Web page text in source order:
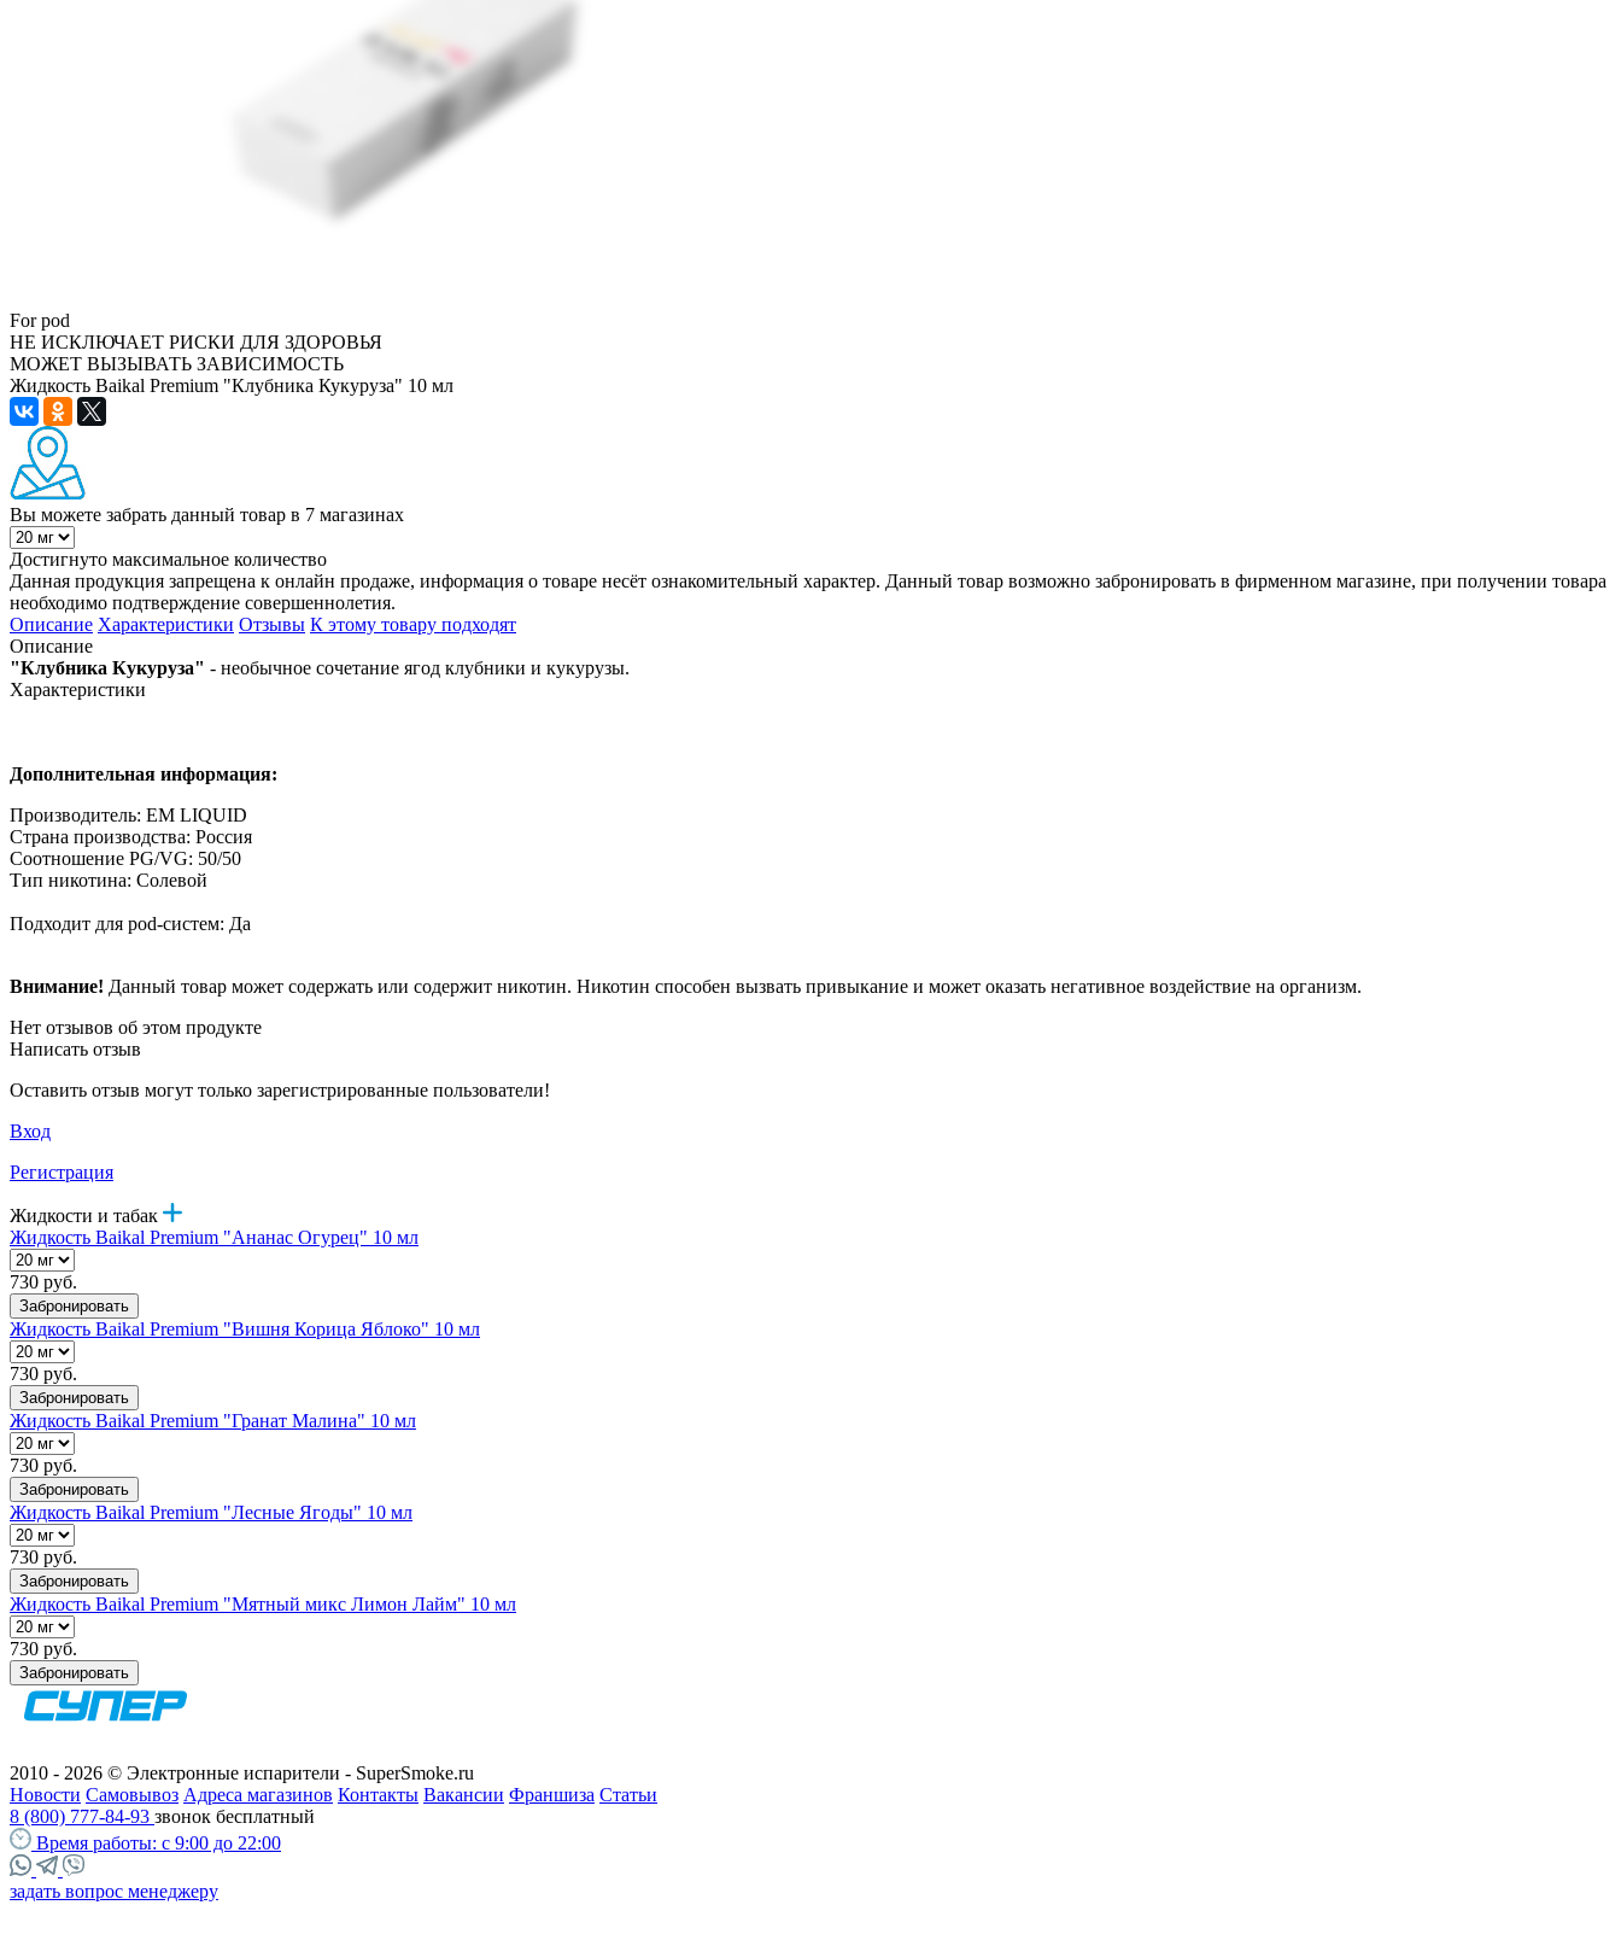
For pod
НЕ ИСКЛЮЧАЕТ РИСКИ ДЛЯ ЗДОРОВЬЯ
МОЖЕТ ВЫЗЫВАТЬ ЗАВИСИМОСТЬ
Жидкость Baikal Premium "Клубника Кукуруза" 10 мл
Вы можете забрать данный товар в 7 магазинах
Достигнуто максимальное количество
Данная продукция запрещена к онлайн продаже, информация о товаре несёт ознакомительный характер. Данный товар возможно забронировать в фирменном магазине, при получении товара
необходимо подтверждение совершеннолетия.
Описание Характеристики Отзывы К этому товару подходят
Описание
"Клубника Кукуруза" - необычное сочетание ягод клубники и кукурузы.
Характеристики
Дополнительная информация:
Производитель: EM LIQUID
Страна производства: Россия
Соотношение PG/VG: 50/50
Тип никотина: Солевой
Подходит для pod-систем: Да
Внимание! Данный товар может содержать или содержит никотин. Никотин способен вызвать привыкание и может оказать негативное воздействие на организм.
Нет отзывов об этом продукте
Написать отзыв
Оставить отзыв могут только зарегистрированные пользователи!
Вход
Регистрация
Жидкости и табак
Жидкость Baikal Premium "Ананас Огурец" 10 мл
730 руб.
Забронировать
Жидкость Baikal Premium "Вишня Корица Яблоко" 10 мл
730 руб.
Забронировать
Жидкость Baikal Premium "Гранат Малина" 10 мл
730 руб.
Забронировать
Жидкость Baikal Premium "Лесные Ягоды" 10 мл
730 руб.
Забронировать
Жидкость Baikal Premium "Мятный микс Лимон Лайм" 10 мл
730 руб.
Забронировать
2010 - 2026 © Электронные испарители - SuperSmoke.ru
Новости Самовывоз Адреса магазинов Контакты Вакансии Франшиза Статьи
8 (800) 777-84-93 звонок бесплатный
Время работы: с 9:00 до 22:00
задать вопрос менеджеру